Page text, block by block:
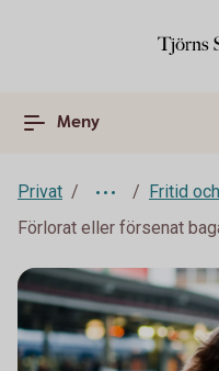
Meny
Privat
Fritid
Förlorat eller försenat